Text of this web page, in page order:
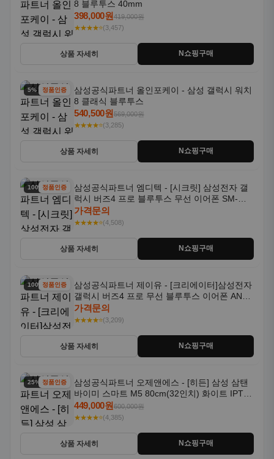
8 블루투스 40mm
398,000원419,000원
★★★★⭐(3,457)
상품 자세히 N쇼핑구매
5% 할인정품인증
삼성공식파트너 올인포케이 - 삼성 갤럭시 워치
8 클래식 블루투스
540,500원569,000원
★★★★⭐(3,285)
상품 자세히 N쇼핑구매
100% 할인
정품인증
삼성공식파트너 엠디텍 - [시크릿] 삼성전자 갤
럭시 버즈4 프로 블루투스 무선 이어폰 SM-
R640N
가격문의
★★★★⭐(4,508)
상품 자세히 N쇼핑구매
100% 할인
정품인증
삼성공식파트너 제이유 - [크리에이터]삼성전자
갤럭시 버즈4 프로 무선 블루투스 이어폰 ANC
SM-R640N
가격문의
★★★★⭐(3,209)
상품 자세히 N쇼핑구매
25% 할인정품인증
삼성공식파트너 오제앤에스 - [히든] 삼성 삼탠
바이미 스마트 M5 80cm(32인치) 화이트 IPTV
OTT 패키지
449,000원600,000원
★★★★⭐(4,385)
상품 자세히 N쇼핑구매